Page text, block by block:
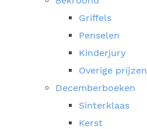
Griffels
Penselen
Kinderjury
Overige prijzen
Decemberboeken
Sinterklaas
Kerst